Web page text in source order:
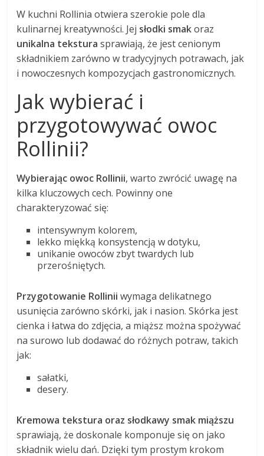
W kuchni Rollinia otwiera szerokie pole dla
kulinarnej kreatywności. Jej słodki smakoraz
unikalna tekstura sprawiają, że jest cenionym
składnikiem zarówno w tradycyjnych potrawach, jak
i nowoczesnych kompozycjach gastronomicznych.
Jak wybierać i
przygotowywać owoc
Rollinii?
Wybierając owoc Rollinii, warto zwrócić uwagę na
kilka kluczowych cech. Powinny one
charakteryzować się:
intensywnym kolorem,
lekko miękką konsystencją w dotyku,
unikanie owoców zbyt twardych lub
przerośniętych.
Przygotowanie Rollinii wymaga delikatnego
usunięcia zarówno skórki, jak i nasion. Skórka jest
cienka i łatwa do zdjęcia, a miąższ można spożywać
na surowo lub dodawać do różnych potraw, takich
jak:
sałatki,
desery.
Kremowa tekstura oraz słodkawy smak miąższu
sprawiają, że doskonale komponuje się on jako
składnik wielu dań. Dzięki tym prostym krokom